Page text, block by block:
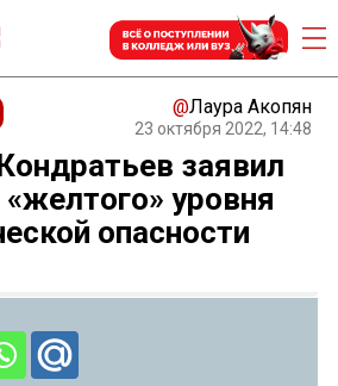
@Лаура Акопян
23 октября 2022, 14:48
заявил
уровня
опасности